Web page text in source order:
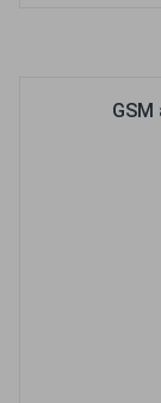
GSM